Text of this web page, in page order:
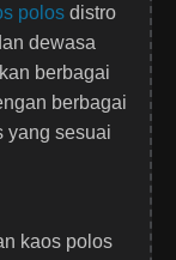
polos distro
dewasa
berbagai
berbagai
yang sesuai
kaos polos